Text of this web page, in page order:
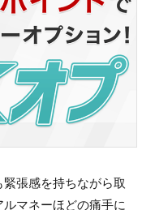
張感を持ちながら取
マネーほどの痛手に